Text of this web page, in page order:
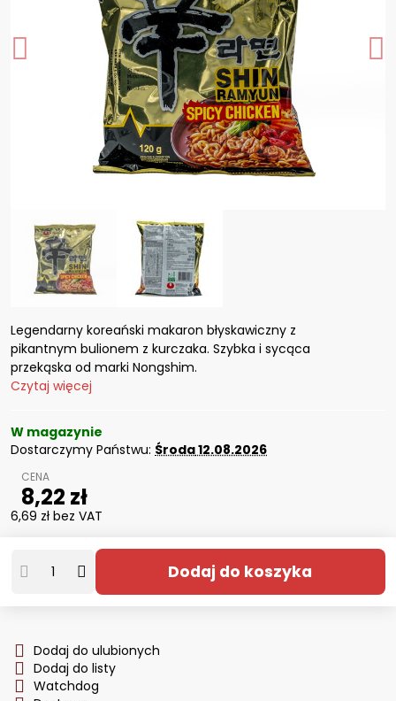
Legendarny koreański makaron błyskawiczny z
pikantnym bulionem z kurczaka. Szybka i sycąca
przekąska od marki Nongshim.
Czytaj więcej
W magazynie
Dostarczymy Państwu: Środa12.08.2026
8,22 zł
6,69 zł bez VAT
Dodaj do koszyka
Dodaj do ulubionych
Dodaj do listy
Watchdog